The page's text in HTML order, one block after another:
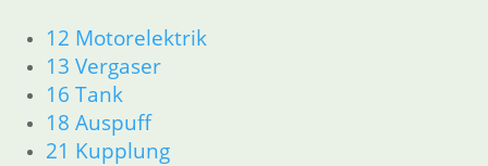
12 Motorelektrik
13 Vergaser
16 Tank
18 Auspuff
21 Kupplung
search
Alle Preise inkl. der gesetzl. MwSt. und zzgl. Versand_
Service
Kontakt